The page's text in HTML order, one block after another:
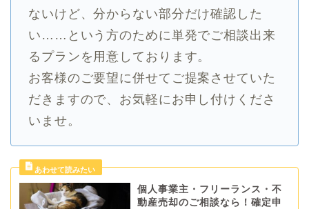
ないけど、分からない部分だけ確認した
い……という方のために単発でご相談出来
るプランを用意しております。
お客様のご要望に併せてご提案させていた
だきますので、お気軽にお申し付けくださ
いませ。
個人事業主・フリーランス・不
動産売却のご相談なら！確定申